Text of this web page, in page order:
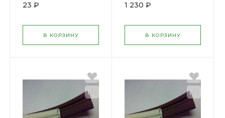
23 ₽
В КОРЗИНУ
1 230 ₽
В КОРЗИНУ